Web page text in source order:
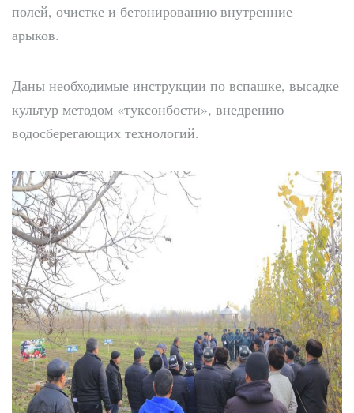
полей, очистке и бетонированию внутренние
арыков.
Даны необходимые инструкции по вспашке, высадке
культур методом «туксонбости», внедрению
водосберегающих технологий.